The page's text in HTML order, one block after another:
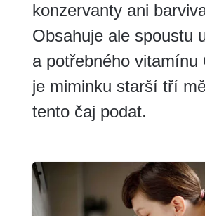
konzervanty ani
Obsahuje ale spoustu
a potřebného vitamínu
je miminku starší tří
tento čaj podat.